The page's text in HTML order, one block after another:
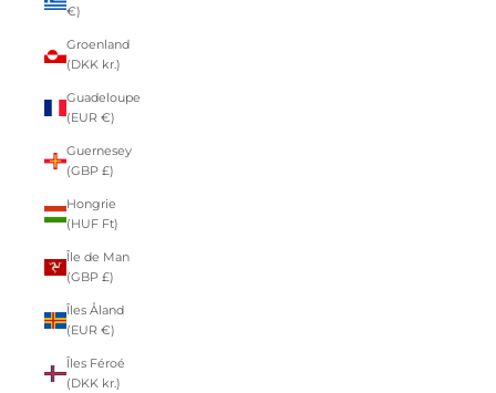
€)
Groenland
(DKK kr.)
Guadeloupe
(EUR €)
Guernesey
(GBP £)
Hongrie
(HUF Ft)
Île de Man
(GBP £)
Îles Åland
(EUR €)
Îles Féroé
(DKK kr.)